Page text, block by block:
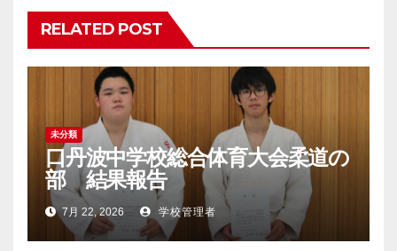
RELATED POST
未分類
口丹波中学校総合体育大会柔道の
部 結果報告
7月 22, 2026 学校管理者